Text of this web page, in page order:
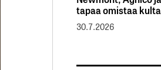
tapaa omistaa
30.7.2026